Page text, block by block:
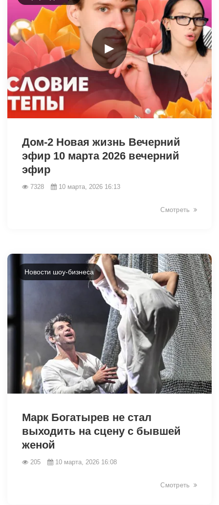
►
Дом-2 Новая жизнь Вечерний
эфир 10 марта 2026 вечерний
эфир
7328 10 марта, 2026 16:13
Смотреть
Новости шоу-бизнеса
Марк Богатырев не стал
выходить на сцену с бывшей
женой
205 10 марта, 2026 16:08
Смотреть